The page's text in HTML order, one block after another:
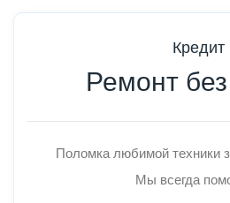
Кредит
Ремонт
Поломка любимой техники
Мы всегда